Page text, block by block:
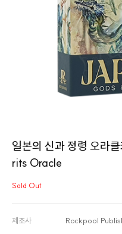
일본의 신과 정령 오라
rits Oracle
Sold Out
제조사 Rockpool